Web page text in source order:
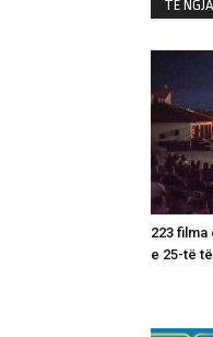
TË
223
e 25-të